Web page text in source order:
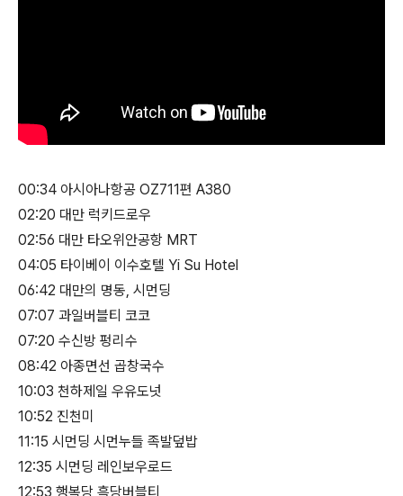
00:34 아시아나항공 OZ711편 A380
02:20 대만 럭키드로우
02:56 대만 타오위안공항 MRT
04:05 타이베이 이수호텔 Yi Su Hotel
06:42 대만의 명동, 시먼딩
07:07 과일버블티 코코
07:20 수신방 펑리수
08:42 아종면선 곱창국수
10:03 천하제일 우유도넛
10:52 진천미
11:15 시먼딩 시먼누들 족발덮밥
12:35 시먼딩 레인보우로드
12:53 행복당 흑당버블티